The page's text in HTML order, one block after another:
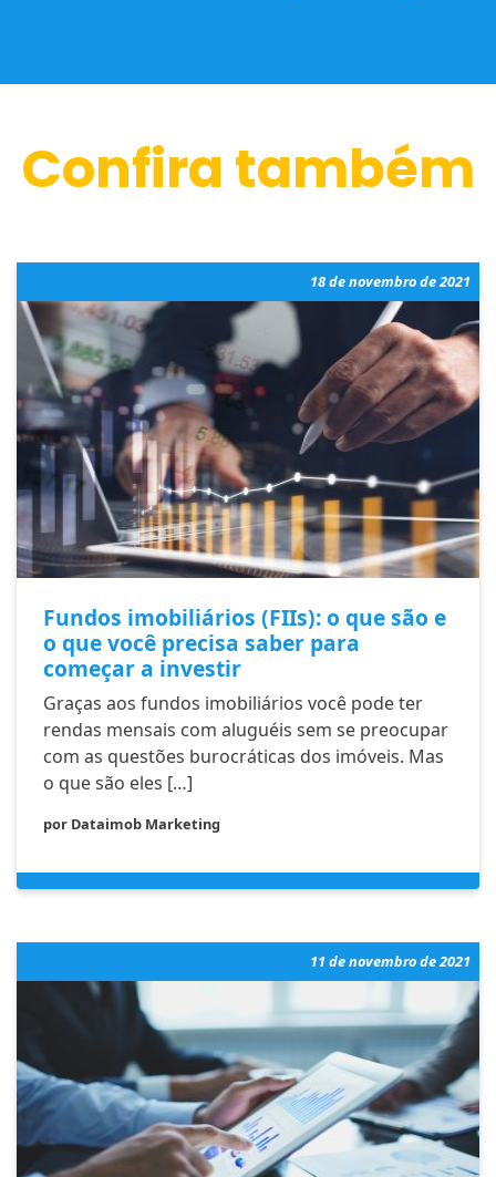
Confira também
18 de novembro de 2021
Fundos imobiliários (FIIs): o que são e
o que você precisa saber para
começar a investir
Graças aos fundos imobiliários você pode ter
rendas mensais com aluguéis sem se preocupar
com as questões burocráticas dos imóveis. Mas
o que são eles […]
por Dataimob Marketing
11 de novembro de 2021